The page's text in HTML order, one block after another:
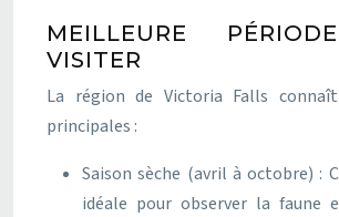
MEILLEURE
VISITER
La région de Victoria Falls
principales :
Saison sèche (avril à octobre) :
idéale pour observer la faune